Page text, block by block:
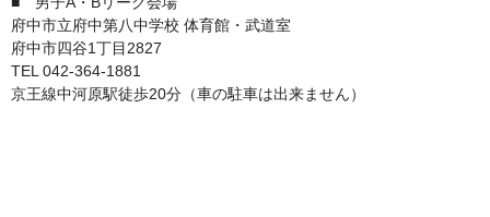
府中市立府中第八中学校 体育館・武道室
府中市四谷1丁目2827
TEL 042-364-1881
京王線中河原駅徒歩20分（車の駐車は出来ません）